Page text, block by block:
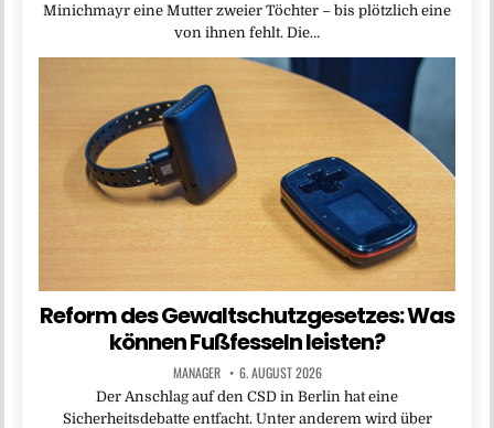
Minichmayr eine Mutter zweier Töchter – bis plötzlich eine
von ihnen fehlt. Die…
Reform des Gewaltschutzgesetzes: Was
können Fußfesseln leisten?
MANAGER 6. AUGUST 2026
Der Anschlag auf den CSD in Berlin hat eine
Sicherheitsdebatte entfacht. Unter anderem wird über